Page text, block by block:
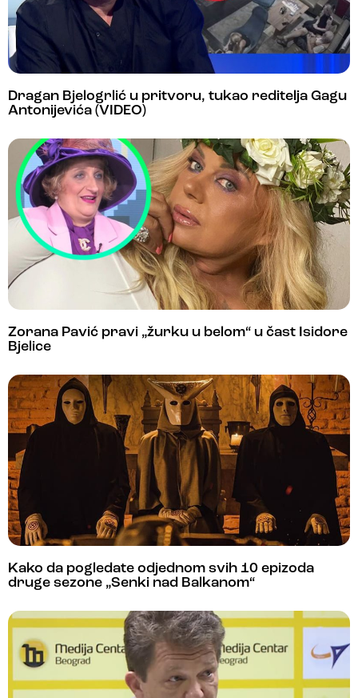
Dragan Bjelogrlić u pritvoru, tukao reditelja Gagu
Antonijevića (VIDEO)
Zorana Pavić pravi „žurku u belom“ u čast Isidore
Bjelice
Kako da pogledate odjednom svih 10 epizoda
druge sezone „Senki nad Balkanom“